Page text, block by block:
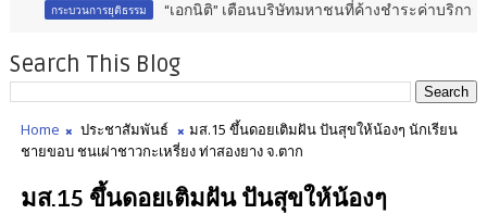
การยุติธรรม “เอกนิติ” เตือนบริษัทมหาชนที่ค้างชำระค่าบริการวิชาชีพ ต้อง
Search This Blog
Home ประชาสัมพันธ์
มส.15 ขึ้นดอยเติมฝัน ปันสุขให้น้องๆ นักเรียน
ชายขอบ ชนเผ่าชาวกะเหรี่ยง ท่าสองยาง จ.ตาก
มส.15 ขึ้นดอยเติมฝัน ปันสุขให้น้องๆ